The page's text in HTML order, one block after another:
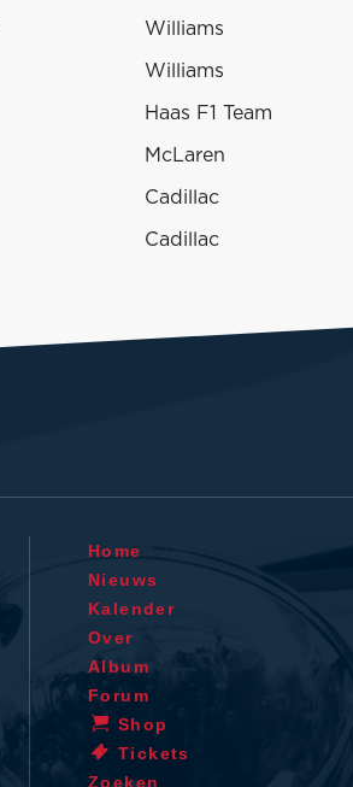
Williams
Williams
Haas F1 Team
McLaren
Cadillac
Cadillac
Home
Nieuws
Kalender
Over
Album
Forum
Shop
Tickets
Zoeken